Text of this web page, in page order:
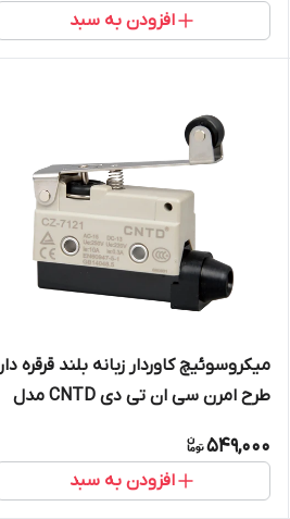
افزودن به سبد
میکروسوئیچ کاوردار زبانه بلند قرقره دار
طرح امرن سی ان تی دی CNTD مدل
549,000
افزودن به سبد